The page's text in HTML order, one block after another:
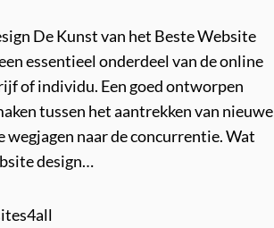
De Kunst van het Beste Website
essentieel onderdeel van de online
of individu. Een goed ontworpen
tussen het aantrekken van nieuwe
wegjagen naar de concurrentie. Wat
design…